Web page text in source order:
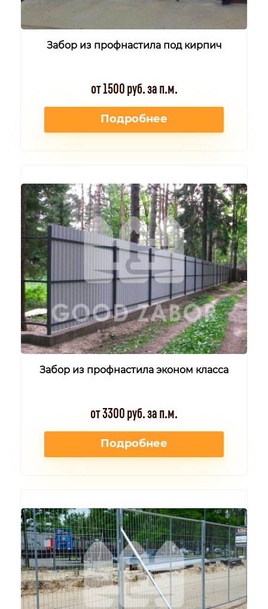
Забор из профнастила под кирпич
от 1500 руб. за п.м.
Подробнее
Забор из профнастила эконом класса
от 3300 руб. за п.м.
Подробнее